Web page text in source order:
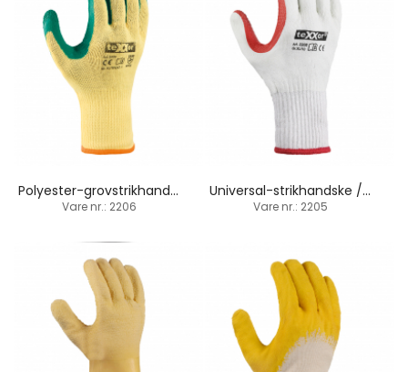
Polyester-grovstrikhandske / latex-håndfladebelægning
Vare nr.: 2206
Universal-strikhandske / latex-håndfladebelægning
Vare nr.: 2205